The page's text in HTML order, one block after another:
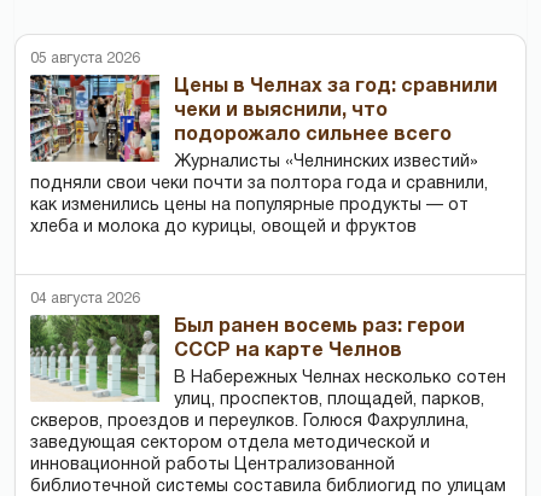
05 августа 2026
Цены в Челнах за год: сравнили
чеки и выяснили, что
подорожало сильнее всего
Журналисты «Челнинских известий»
подняли свои чеки почти за полтора года и сравнили,
как изменились цены на популярные продукты — от
хлеба и молока до курицы, овощей и фруктов
04 августа 2026
Был ранен восемь раз: герои
СССР на карте Челнов
В Набережных Челнах несколько сотен
улиц, проспектов, площадей, парков,
скверов, проездов и переулков. Голюся Фахруллина,
заведующая сектором отдела методической и
инновационной работы Централизованной
библиотечной системы составила библиогид по улицам